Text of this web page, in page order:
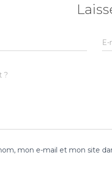
?
mon e-mail et mon site